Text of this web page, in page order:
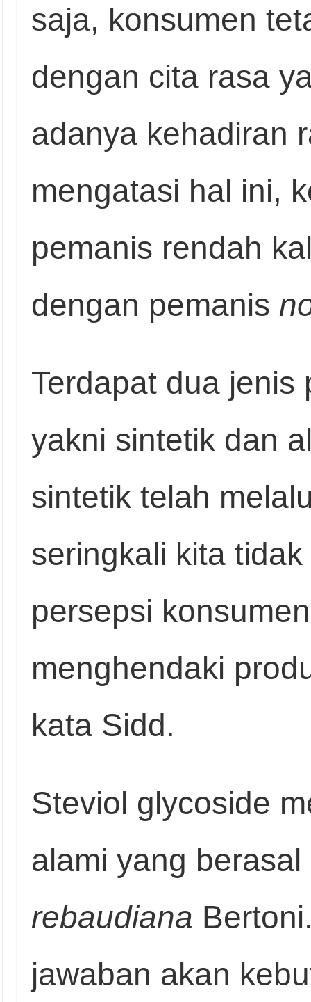
saja, konsumen
dengan cita rasa
adanya kehadiran
mengatasi hal ini,
pemanis rendah
dengan pemanis
Terdapat dua
yakni sintetik dan
sintetik telah
seringkali kita
persepsi
menghendaki
kata Sidd.
Steviol glycoside
alami yang
rebaudiana
jawaban akan